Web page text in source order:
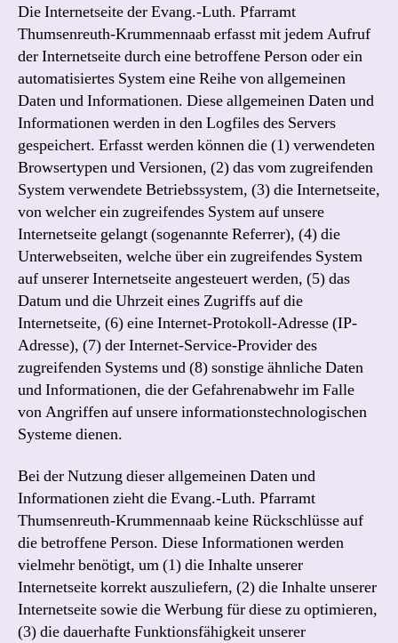
Die Internetseite der Evang.-Luth. Pfarramt
Thumsenreuth-Krummennaab erfasst mit jedem Aufruf
der Internetseite durch eine betroffene Person oder ein
automatisiertes System eine Reihe von allgemeinen
Daten und Informationen. Diese allgemeinen Daten und
Informationen werden in den Logfiles des Servers
gespeichert. Erfasst werden können die (1) verwendeten
Browsertypen und Versionen, (2) das vom zugreifenden
System verwendete Betriebssystem, (3) die Internetseite,
von welcher ein zugreifendes System auf unsere
Internetseite gelangt (sogenannte Referrer), (4) die
Unterwebseiten, welche über ein zugreifendes System
auf unserer Internetseite angesteuert werden, (5) das
Datum und die Uhrzeit eines Zugriffs auf die
Internetseite, (6) eine Internet-Protokoll-Adresse (IP-
Adresse), (7) der Internet-Service-Provider des
zugreifenden Systems und (8) sonstige ähnliche Daten
und Informationen, die der Gefahrenabwehr im Falle
von Angriffen auf unsere informationstechnologischen
Systeme dienen.
Bei der Nutzung dieser allgemeinen Daten und
Informationen zieht die Evang.-Luth. Pfarramt
Thumsenreuth-Krummennaab keine Rückschlüsse auf
die betroffene Person. Diese Informationen werden
vielmehr benötigt, um (1) die Inhalte unserer
Internetseite korrekt auszuliefern, (2) die Inhalte unserer
Internetseite sowie die Werbung für diese zu optimieren,
(3) die dauerhafte Funktionsfähigkeit unserer